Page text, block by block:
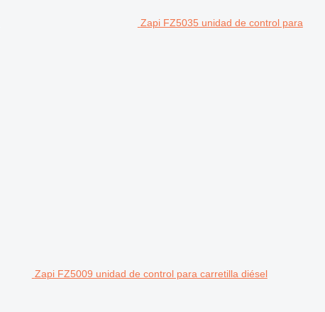
Zapi FZ5035 unidad de control para
Zapi FZ5009 unidad de control para carretilla diésel